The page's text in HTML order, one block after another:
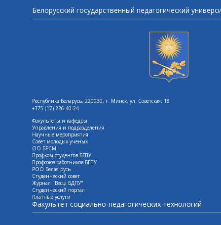
Белорусский государственный педагогический
Республика Беларусь, 220030, г. Минск, ул. Советская, 18
+375 (17) 226-40-24
Факультеты и кафедры
Управления и подразделения
Научные мероприятия
Совет молодых ученых
ОО БРСМ
Профком студентов БГПУ
Профсоюз работников БГПУ
РОО Белая русь
Студенческий совет
Журнал "Весцi БДПУ"
Студенческий портал
Платные услуги
Факультет социально-педагогических технологий